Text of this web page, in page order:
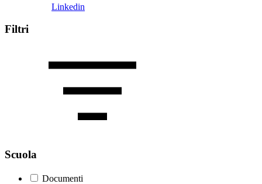
Linkedin
Filtri
Scuola
Documenti